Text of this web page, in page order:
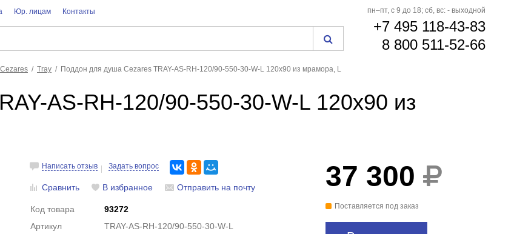
Юр. лицам Контакты пн–пт, с 9 до 18; сб, вс: - выходной
+7 495 118-43-83
8 800 511-52-66
Cezares Tray Поддон для душа Cezares TRAY-AS-RH-120/90-550-30-W-L 120x90 из мрамора, L
AS-RH-120/90-550-30-W-L 120x90 из
БЕСПЛАТНАЯ
ДОСТАВКА
Написать отзыв Задать вопрос
Сравнить В избранное Отправить на почту
Код товара
93272
Артикул
TRAY-AS-RH-120/90-550-30-W-L
37 300
Поставляется под заказ